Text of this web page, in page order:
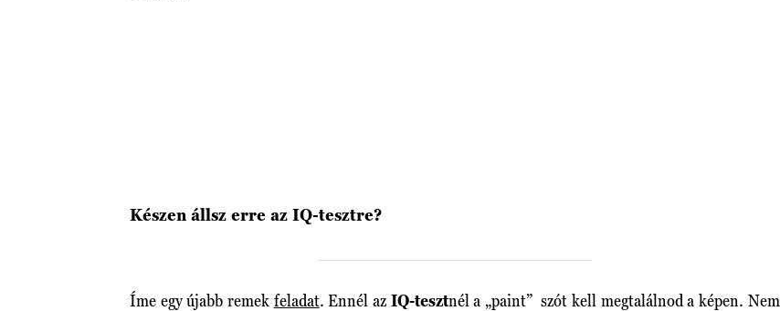
Készen állsz erre az IQ-tesztre?
Íme egy újabb remek feladat. Ennél az IQ-tesztnél a „paint” szót kell megtalálnod a képen. Nem